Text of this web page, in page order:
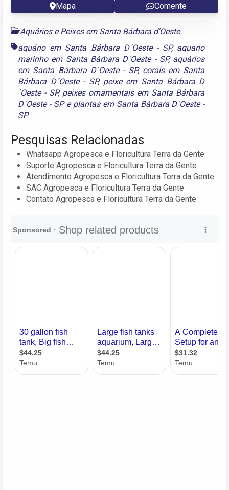
Mapa Comente
Aquários e Peixes em Santa Bárbara d'Oeste
aquário em Santa Bárbara D´Oeste - SP, aquario
marinho em Santa Bárbara D´Oeste - SP, aquários
em Santa Bárbara D´Oeste - SP, corais em Santa
Bárbara D´Oeste - SP, peixe em Santa Bárbara D
´Oeste - SP, peixes ornamentais em Santa Bárbara
D´Oeste - SPe plantas em Santa Bárbara D´Oeste -
SP
Pesquisas Relacionadas
Whatsapp Agropesca e Floricultura Terra da Gente
Suporte Agropesca e Floricultura Terra da Gente
Atendimento Agropesca e Floricultura Terra da Gente
SAC Agropesca e Floricultura Terra da Gente
Contato Agropesca e Floricultura Terra da Gente